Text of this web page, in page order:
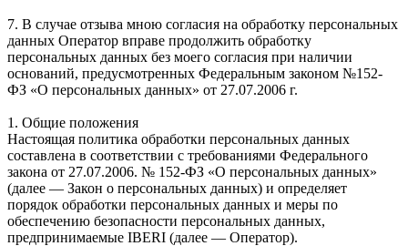
7. В случае отзыва мною согласия на обработку персональных
данных Оператор вправе продолжить обработку
персональных данных без моего согласия при наличии
оснований, предусмотренных Федеральным законом №152-
ФЗ «О персональных данных» от 27.07.2006 г.
1. Общие положения
Настоящая политика обработки персональных данных
составлена в соответствии с требованиями Федерального
закона от 27.07.2006. № 152-ФЗ «О персональных данных»
(далее — Закон о персональных данных) и определяет
порядок обработки персональных данных и меры по
обеспечению безопасности персональных данных,
предпринимаемые IBERI (далее — Оператор).